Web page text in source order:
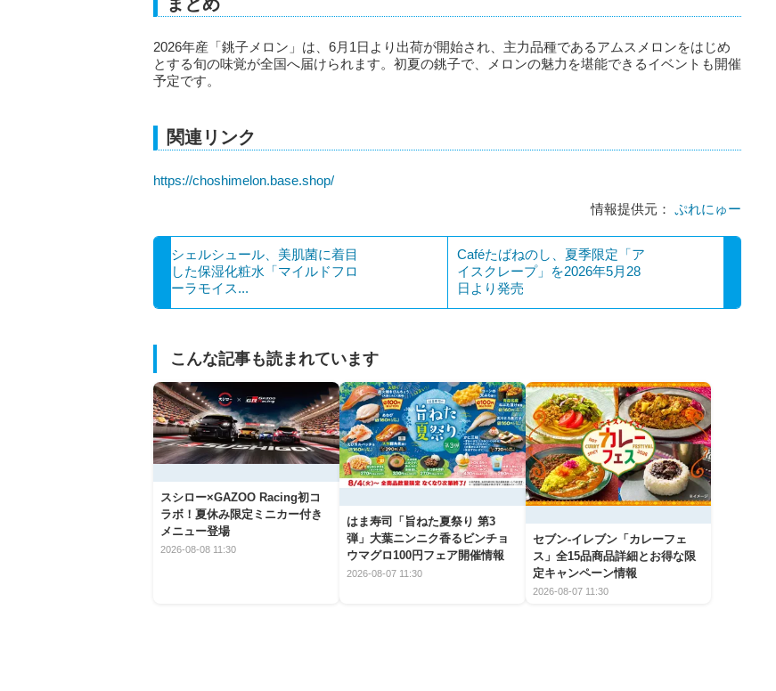
2026年産「銚子メロン」は、6月1日より出荷が開始され、主力品種であるアムスメロンをはじめ
とする旬の味覚が全国へ届けられます。初夏の銚子で、メロンの魅力を堪能できるイベントも開催
予定です。
関連リンク
https://choshimelon.base.shop/
情報提供元： ぷれにゅー
シェルシュール、美肌菌に着目
した保湿化粧水「マイルドフロ
ーラモイス...
Caféたばねのし、夏季限定「ア
イスクレープ」を2026年5月28
日より発売
こんな記事も読まれています
スシロー×GAZOO Racing初コ
ラボ！夏休み限定ミニカー付き
メニュー登場
2026-08-08 11:30
はま寿司「旨ねた夏祭り 第3
弾」大葉ニンニク香るビンチョ
ウマグロ100円フェア開催情報
2026-08-07 11:30
セブン‐イレブン「カレーフェ
ス」全15品商品詳細とお得な限
定キャンペーン情報
2026-08-07 11:30